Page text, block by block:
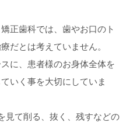
正歯科では、歯やお口のト
だとは考えていません。
に、患者様のお身体全体を
いく事を大切にしていま
見て削る、抜く、残すなどの